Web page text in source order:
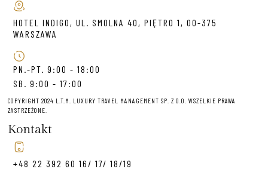
HOTEL INDIGO, UL. SMOLNA 40, PIĘTRO 1, 00-375
WARSZAWA
PN.-PT. 9:00 - 18:00
SB. 9:00 - 17:00
COPYRIGHT 2024 L.T.M. LUXURY TRAVEL MANAGEMENT SP. Z O.O. WSZELKIE PRAWA
ZASTRZEŻONE.
Kontakt
+48 22 392 60 16/ 17/ 18/19